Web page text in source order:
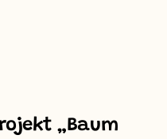
„Baum